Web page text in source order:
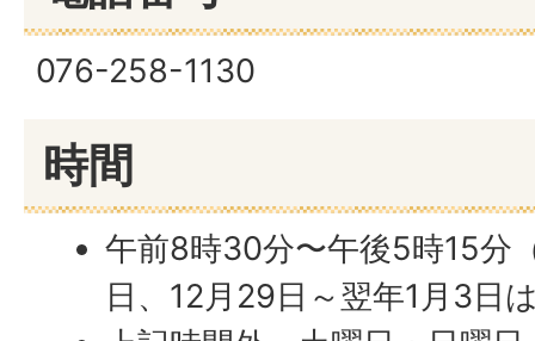
076-258-1130
時間
午前8時30分〜午後5時15分
日、12月29日～翌年1月3日